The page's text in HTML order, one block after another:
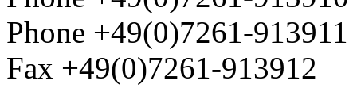
Phone +49(0)7261-913911
Fax +49(0)7261-913912